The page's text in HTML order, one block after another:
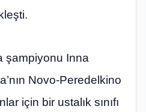
şampiyonu Inna
Novo-Peredelkino
için bir ustalık sınıfı